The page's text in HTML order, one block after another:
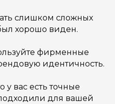
слишком сложных
хорошо виден.
фирменные
идентичность.
у вас есть точные
для вашей